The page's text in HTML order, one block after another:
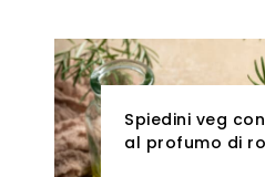
Spiedini veg
al profumo di